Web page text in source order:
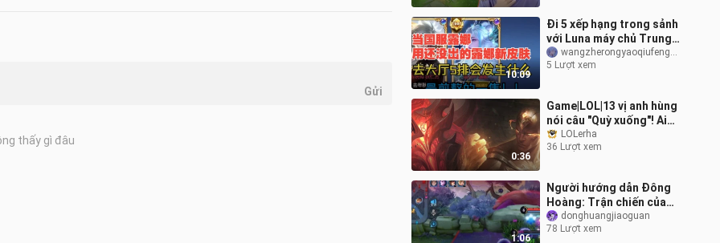
10:09
Đi 5 xếp hạng trong sảnh
với Luna máy chủ Trung
Quốc khó đến mức nào
chứ!!!
wangzherongyaoqiufengzai
5 Lượt xem
0:36
Game|LOL|13 vị anh hùng
nói câu "Quỳ xuống"! Ai
có khí thế nhất?
LOLerha
36 Lượt xem
1:06
Người hướng dẫn Đông
Hoàng: Trận chiến của
sự thức tỉnh! Đây là
Đông Hoàng Thái Cực
donghuangjiaoguan
78 Lượt xem
Gửi
thấy gì đâu